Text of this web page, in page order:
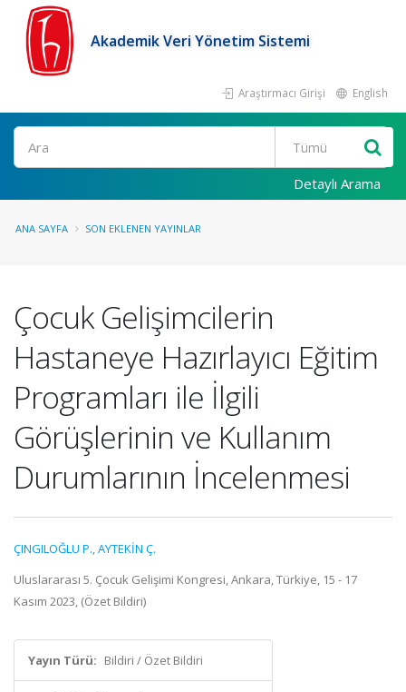
Akademik Veri Yönetim Sistemi
Araştırmacı Girişi English
Ara
Detaylı Arama
ANA SAYFA SON EKLENEN YAYINLAR
Çocuk Gelişimcilerin
Hastaneye Hazırlayıcı Eğitim
Programları ile İlgili
Görüşlerinin ve Kullanım
Durumlarının İncelenmesi
ÇINGILOĞLU P.,AYTEKİN Ç.
Uluslararası 5. Çocuk Gelişimi Kongresi, Ankara, Türkiye, 15 - 17
Kasım 2023, (Özet Bildiri)
Yayın Türü: Bildiri / Özet Bildiri